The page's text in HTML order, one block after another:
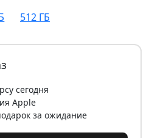
512 ГБ
сегодня
Apple
за ожидание